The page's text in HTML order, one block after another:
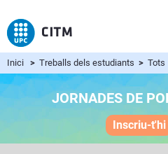
Inici > Treballs dels estudiants > Tots
JORNADES DE
Inscriu-t'hi